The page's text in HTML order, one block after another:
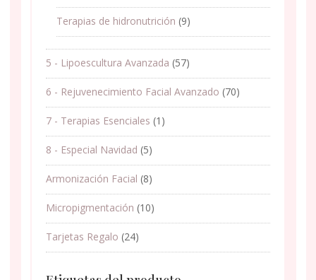
Terapias de hidronutrición (9)
5 - Lipoescultura Avanzada (57)
6 - Rejuvenecimiento Facial Avanzado (70)
7 - Terapias Esenciales (1)
8 - Especial Navidad (5)
Armonización Facial (8)
Micropigmentación (10)
Tarjetas Regalo (24)